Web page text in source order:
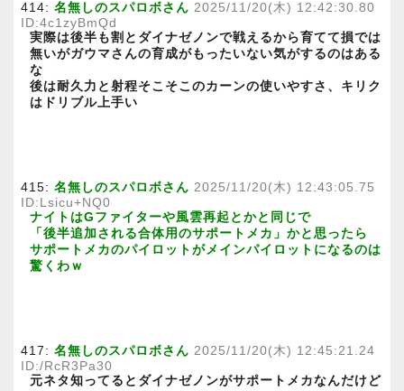
414: 名無しのスパロボさん 2025/11/20(木) 12:42:30.80
ID:4c1zyBmQd
実際は後半も割とダイナゼノンで戦えるから育てて損では
無いがガウマさんの育成がもったいない気がするのはある
な
後は耐久力と射程そこそこのカーンの使いやすさ、キリク
はドリブル上手い
415: 名無しのスパロボさん 2025/11/20(木) 12:43:05.75
ID:Lsicu+NQ0
ナイトはGファイターや風雲再起とかと同じで
「後半追加される合体用のサポートメカ」かと思ったら
サポートメカのパイロットがメインパイロットになるのは
驚くわｗ
417: 名無しのスパロボさん 2025/11/20(木) 12:45:21.24
ID:/RcR3Pa30
元ネタ知ってるとダイナゼノンがサポートメカなんだけど